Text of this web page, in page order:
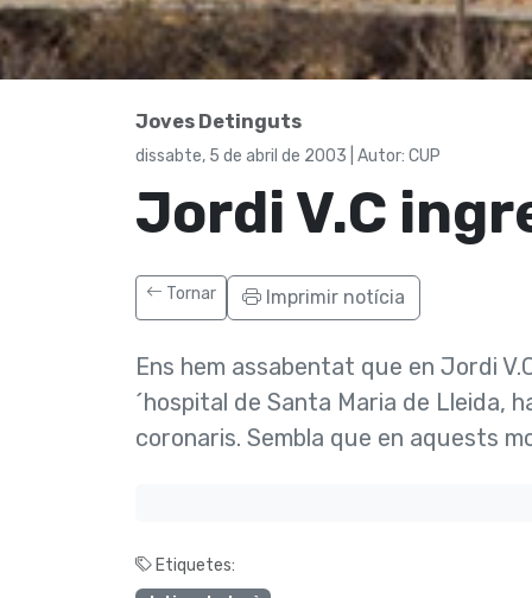
Joves Detinguts
dissabte, 5 de abril de 2003 | Autor: CUP
Jordi V.C
Tornar Imprimir notícia
Ens hem assabentat que en Jordi
´hospital de Santa Maria de Lleida,
coronaris. Sembla que en aquests
Etiquetes: